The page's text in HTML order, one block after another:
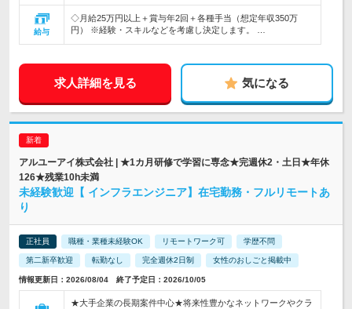
給与
◇月給25万円以上＋賞与年2回＋各種手当（想定年収350万
円） ※経験・スキルなどを考慮し決定します。 …
求人詳細を見る 気になる
アルユーアイ株式会社 | ★1カ月研修で学習に専念★完週休2・土日★年休
126★残業10h未満
未経験歓迎【 インフラエンジニア】在宅勤務・フルリモートあ
り
正社員 職種・業種未経験OK リモートワーク可 学歴不問
第二新卒歓迎 転勤なし 完全週休2日制 女性のおしごと掲載中
情報更新日：2026/08/04 終了予定日：2026/10/05
★大手企業の長期案件中心★将来性豊かなネットワークやクラ